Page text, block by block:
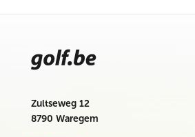
Zultseweg 12
8790 Waregem